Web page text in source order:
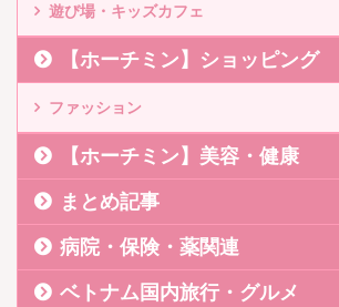
遊び場・キッズカフェ
【ホーチミン】ショッピング
ファッション
【ホーチミン】美容・健康
まとめ記事
病院・保険・薬関連
ベトナム国内旅行・グルメ